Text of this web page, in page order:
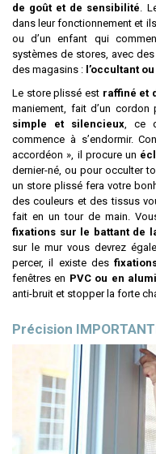
de goût et de sensibilité.
dans leur fonctionnement et
ou d’un enfant qui
systèmes de stores, avec
des magasins : l’occultant
Le store plissé est raffiné et
maniement, fait d’un cordon
simple et silencieux, ce
commence à s’endormir.
accordéon », il procure un
dernier-né, ou pour occulter
un store plissé fera votre
des couleurs et des tissus
fait en un tour de main.
fixations sur le battant de
sur le mur vous devrez
percer, il existe des
fenêtres en PVC ou en
anti-bruit et stopper la forte
Précision